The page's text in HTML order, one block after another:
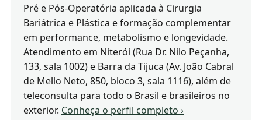
Pré e Pós-Operatória aplicada à Cirurgia
Bariátrica e Plástica e formação complementar
em performance, metabolismo e longevidade.
Atendimento em Niterói (Rua Dr. Nilo Peçanha,
133, sala 1002) e Barra da Tijuca (Av. João Cabral
de Mello Neto, 850, bloco 3, sala 1116), além de
teleconsulta para todo o Brasil e brasileiros no
exterior. Conheça o perfil completo ›